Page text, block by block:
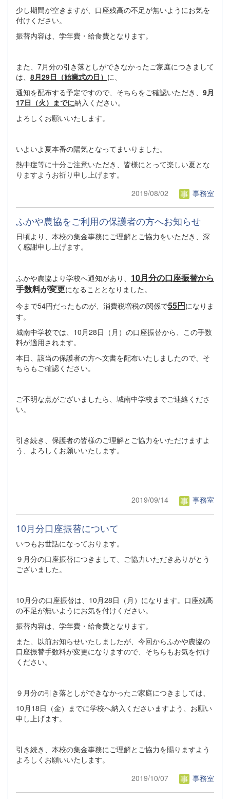
少し期間が空きますが、口座残高の不足が無いようにお気を
付けください。
振替内容は、学年費・給食費となります。
また、7月分の引き落としができなかったご家庭につきまして
は、 8月29日（始業式の日） に、
通知を配布する予定ですので、そちらをご確認いただき、 9月
17日（火） までに納入ください。
よろしくお願いいたします。
いよいよ夏本番の陽気となってまいりました。
熱中症等に十分ご注意いただき、皆様にとって楽しい夏とな
りますようお祈り申し上げます。
2019/08/02
事務室
ふかや農協をご利用の保護者の方へお知らせ
日頃より、本校の集金事務にご理解とご協力をいただき、深
く感謝申し上げます。
ふかや農協より学校へ通知があり、 10月分の口座振替から
手数料が変更になることとなりました。
今まで54円だったものが、消費税増税の関係で55円になりま
す。
城南中学校では、10月28日（月）の口座振替から、この手数
料が適用されます。
本日、該当の保護者の方へ文書を配布いたしましたので、そ
ちらもご確認ください。
ご不明な点がございましたら、城南中学校までご連絡くださ
い。
引き続き、保護者の皆様のご理解とご協力をいただけますよ
う、よろしくお願いいたします。
2019/09/14 事務室
10月分口座振替について
いつもお世話になっております。
９月分の口座振替につきまして、ご協力いただきありがとう
ございました。
10月分の口座振替は、10月28日（月）になります。口座残高
の不足が無いようにお気を付けください。
振替内容は、学年費・給食費となります。
また、以前お知らせいたしましたが、今回からふかや農協の
口座振替手数料が変更になりますので、そちらもお気を付け
ください。
９月分の引き落としができなかったご家庭につきましては、
10月18日（金）までに学校へ納入くださいますよう、お願い
申し上げます。
引き続き、本校の集金事務にご理解とご協力を賜りますよう
よろしくお願いいたします。
2019/10/07
事務室